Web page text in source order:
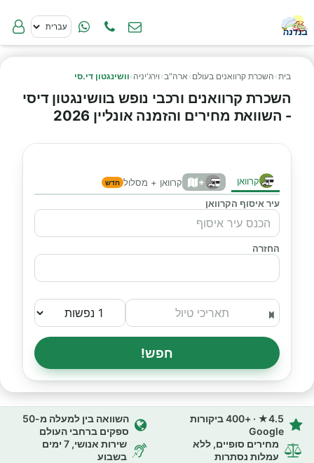
בית› השכרת קרוואנים בעולם › ארה"ב› וירג'יניה ›וושינגטון די.סי
השכרת קרוואנים ורכבי נופש בוושינגטון דיסי
- השוואת מחירים והזמנה אונליין 2026
קרוואן + קרוואן + מסלול חדש
עיר איסוף הקרוואן
החזרה
חפש!
4.5★ · +400 ביקורות
Google
השוואה בין למעלה מ-50
ספקים ברחבי העולם
מחירים סופיים, ללא
עמלות נסתרות
שירות אנושי, 7 ימים
בשבוע